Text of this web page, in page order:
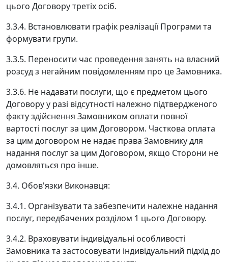
цього Договору третіх осіб.
3.3.4. Встановлювати графік реалізації Програми та
формувати групи.
3.3.5. Переносити час проведення занять на власний
розсуд з негайним повідомленням про це Замовника.
3.3.6. Не надавати послуги, що є предметом цього
Договору у разі відсутності належно підтвердженого
факту здійснення Замовником оплати повної
вартості послуг за цим Договором. Часткова оплата
за цим договором не надає права Замовнику для
надання послуг за цим Договором, якщо Сторони не
домовляться про інше.
3.4. Обов'язки Виконавця:
3.4.1. Організувати та забезпечити належне надання
послуг, передбачених розділом 1 цього Договору.
3.4.2. Враховувати індивідуальні особливості
Замовника та застосовувати індивідуальний підхід до